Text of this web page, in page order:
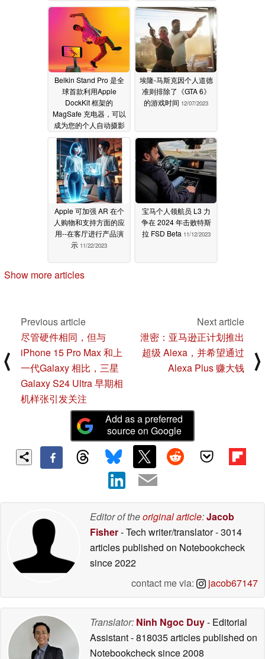
Belkin Stand Pro 是全
球首款利用Apple
DockKit 框架的
MagSafe 充电器，可以
成为您的个人自动摄影
师。01/11/2024
埃隆-马斯克因个人道德
准则排除了《GTA 6》
的游戏时间 12/07/2023
Apple 可加强 AR 在个
人购物和支持方面的应
用--在客厅进行产品演
示 11/22/2023
宝马个人领航员 L3 力
争在 2024 年击败特斯
拉 FSD Beta 11/12/2023
Show more articles
⟨
Previous article
尽管硬件相同，但与
iPhone 15 Pro Max 和上
一代Galaxy 相比，三星
Galaxy S24 Ultra 早期相
机样张引发关注
Next article
泄密：亚马逊正计划推出
超级 Alexa，并希望通过
Alexa Plus 赚大钱
⟩
Add as a preferred
source on Google
Editor of theoriginal article:Jacob
Fisher- Tech writer/translator- 3014
articles published on Notebookcheck
since 2022
contact me via:
jacob67147
Translator: Ninh Ngoc Duy- Editorial
Assistant- 818035 articles published on
Notebookchecksince 2008